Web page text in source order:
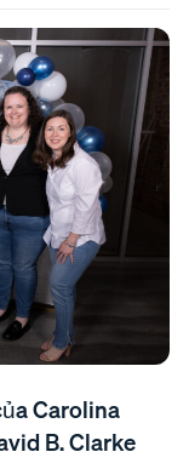
Carolina
B. Clarke